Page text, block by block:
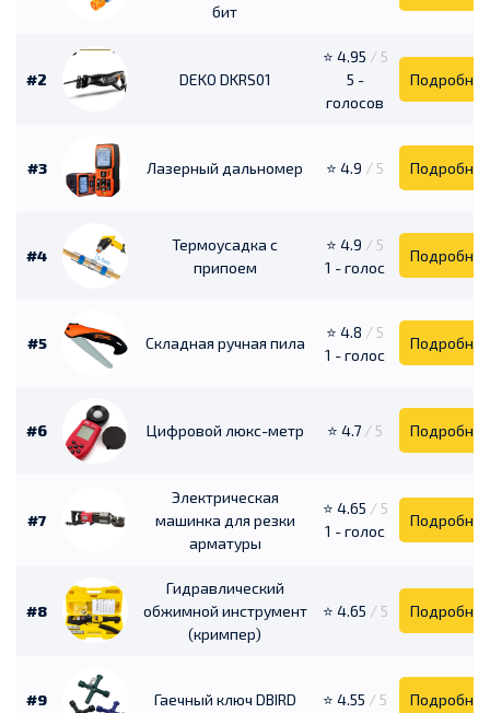
бит
#2 DEKO DKRS01
⭐ 4.95 / 5
5 -
голосов
Подробнее
#3 Лазерный дальномер ⭐ 4.9 / 5 Подробнее
#4
Термоусадка с
припоем
⭐ 4.9 / 5
1 - голос
Подробнее
#5 Складная ручная пила
⭐ 4.8 / 5
1 - голос
Подробнее
#6 Цифровой люкс-метр ⭐ 4.7 / 5 Подробнее
#7
Электрическая
машинка для резки
арматуры
⭐ 4.65 / 5
1 - голос
Подробнее
#8
Гидравлический
обжимной инструмент
(кримпер)
⭐ 4.65 / 5 Подробнее
#9 Гаечный ключ DBIRD ⭐ 4.55 / 5 Подробнее